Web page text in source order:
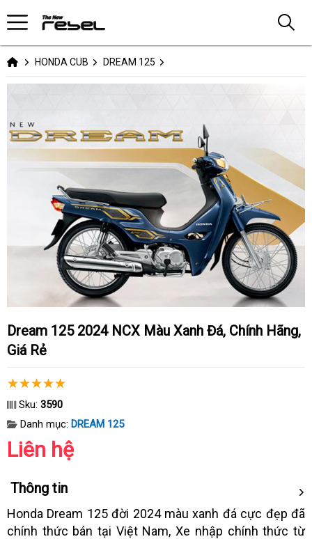
HONDA CUB DREAM 125
Dream 125 2024 NCX Màu Xanh Đá, Chính Hãng,
Giá Rẻ
Sku: 3590
Danh mục: DREAM 125
Liên hệ
Thông tin
Honda Dream 125 đời 2024 màu xanh đá cực đẹp đã
chính thức bán tại Việt Nam, Xe nhập chính thức từ